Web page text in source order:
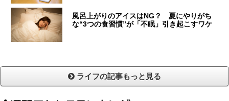
風呂上がりのアイスはNG？ 夏にやりがち
な“3つの食習慣”が「不眠」引き起こすワケ
ライフの記事もっと見る